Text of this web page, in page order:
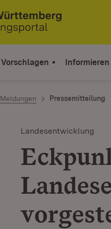
Vorschlagen Informieren
Meldungen Pressemitteilung
Landesentwicklung